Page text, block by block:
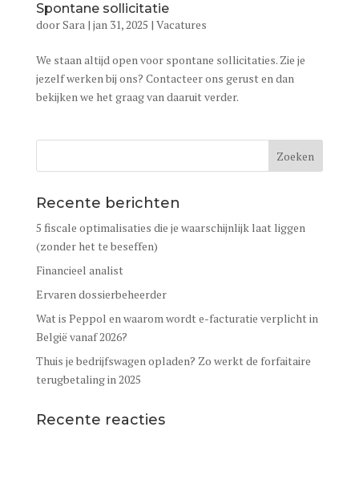
Spontane sollicitatie
doorSara| jan 31, 2025 | Vacatures
We staan altijd open voor spontane sollicitaties. Zie je
jezelf werken bij ons? Contacteer ons gerust en dan
bekijken we het graag van daaruit verder.
Recente berichten
5 fiscale optimalisaties die je waarschijnlijk laat liggen
(zonder het te beseffen)
Financieel analist
Ervaren dossierbeheerder
Wat is Peppol en waarom wordt e-facturatie verplicht in
België vanaf 2026?
Thuis je bedrijfswagen opladen? Zo werkt de forfaitaire
terugbetaling in 2025
Recente reacties